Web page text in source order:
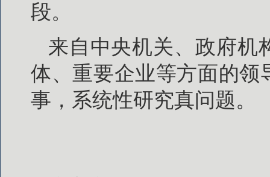
段。
来自中央机关、政府机
体、重要企业等方面的领
事，系统性研究真问题。